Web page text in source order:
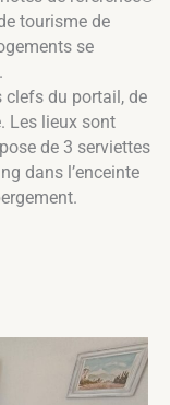
tourisme de
se
clefs du portail, de
Les lieux sont
de 3 serviettes
dans l’enceinte